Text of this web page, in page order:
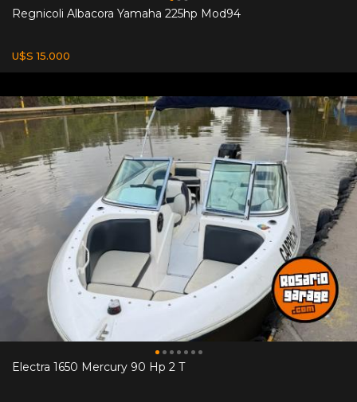
Regnicoli Albacora Yamaha 225hp Mod94
U$S 15.000
Electra 1650 Mercury 90 Hp 2 T